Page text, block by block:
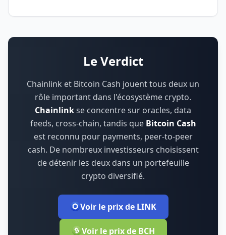
Le Verdict
Chainlink et Bitcoin Cash jouent tous deux un
rôle important dans l'écosystème crypto.
Chainlinkse concentre sur oracles, data
feeds, cross-chain, tandis que Bitcoin Cash
est reconnu pour payments, peer-to-peer
cash. De nombreux investisseurs choisissent
de détenir les deux dans un portefeuille
crypto diversifié.
Voir le prix de LINK
Voir le prix de BCH